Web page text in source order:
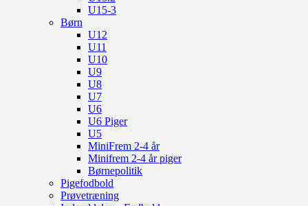
U15-3
Børn
U12
U11
U10
U9
U8
U7
U6
U6 Piger
U5
MiniFrem 2-4 år
Minifrem 2-4 år piger
Børnepolitik
Pigefodbold
Prøvetræning